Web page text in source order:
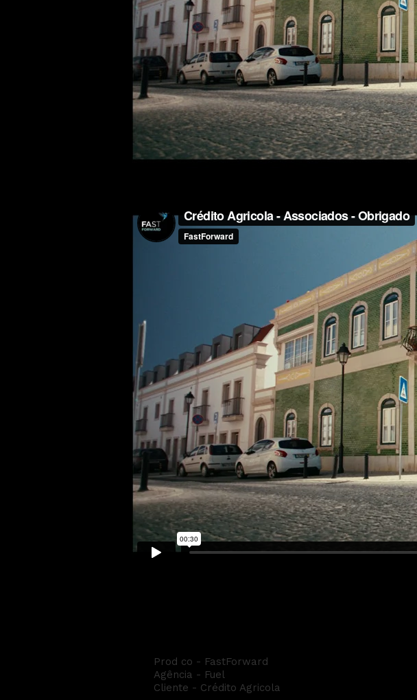
Prod co - FastForward
Agência - Fuel
Cliente - Crédito Agricola